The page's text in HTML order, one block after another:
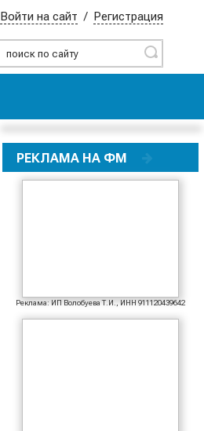
Найти
Войти на сайт / Регистрация
РЕКЛАМА НА ФМ
Реклама: ИП Волобуева Т.И., ИНН 911120439642